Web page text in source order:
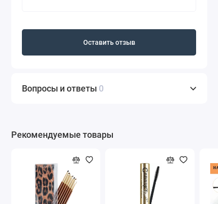
Оставить отзыв
Вопросы и ответы 0
Рекомендуемые товары